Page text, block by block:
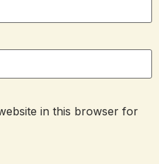
in this browser for